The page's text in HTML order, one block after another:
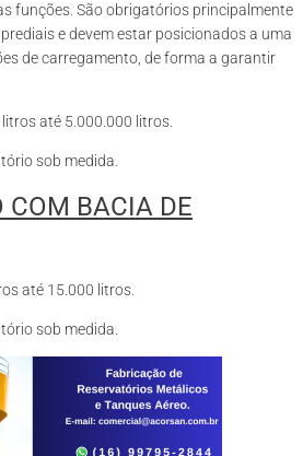
funções. São obrigatórios principalmente
e devem estar posicionados a uma
de carregamento, de forma a garantir
até 5.000.000 litros.
sob medida.
COM BACIA DE
até 15.000 litros.
sob medida.